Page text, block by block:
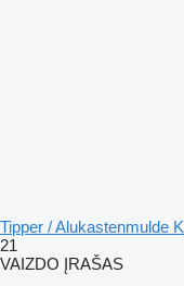
Tipper / Alukastenmulde
21
VAIZDO ĮRAŠAS